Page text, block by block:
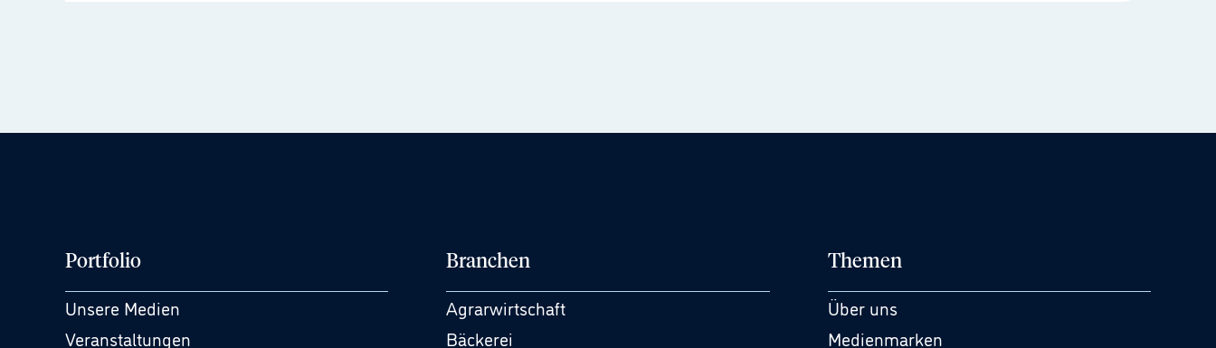
Portfolio
Unsere Medien
Veranstaltungen
Branchen
Agrarwirtschaft
Bäckerei
Themen
Über uns
Medienmarken